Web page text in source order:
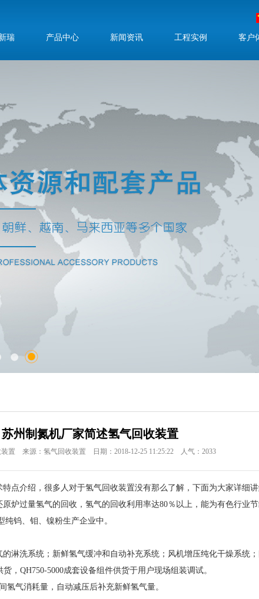
瑞 产品中心 新闻资讯 工程实例 客户
苏州制氮机厂家简述氢气回收装置
装置 来源：氢气回收装置 日期：2018-12-25 11:25:22 人气：2033
点介绍，很多人对于氢气回收装置没有那么了解，下面为大家详细讲
过量氢气的回收，氢气的回收利用率达80％以上，能为有色行业节
钨、钼、镍粉生产企业中。
洗系统；新鲜氢气缓冲和自动补充系统；风机增压纯化干燥系统；
，QH750-5000成套设备组件供货于用户现场组装调试。
气消耗量，自动减压后补充新鲜氢气量。